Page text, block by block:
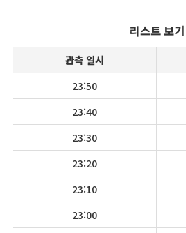
리스트 보기
관측 일시
23:50
23:40
23:30
23:20
23:10
23:00